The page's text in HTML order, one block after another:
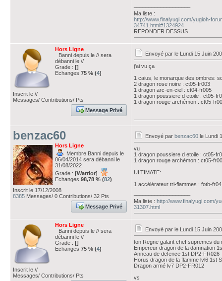
Ma liste :
http://www.finalyugi.com/yugioh-
34741.html#1324924
REPONDER DESSUS
Hors Ligne
Banni depuis le // sera
débanni le //
Grade : []
Echanges 75 % (4)
Inscrit le //
Messages/ Contributions/ Pts
Message Privé
Envoyé par le Lundi 15 Juin
j'ai vu ça
1 caius, le monarque des ombres:
2 dragon rose noire : ct05-fr003
1 dragon arc-en-ciel : ct04-fr005
1 dragon poussiere d etoile : ct05-
1 dragon rouge archémon : ct05-
benzac60
Hors Ligne
Membre Banni depuis le
06/04/2014 sera débanni le
31/08/2022
Grade : [Warrior]
Echanges 98,78 % (82)
Inscrit le 17/12/2008
8385 Messages/ 0 Contributions/ 32 Pts
Message Privé
Envoyé par benzac60 le Lundi
vu
1 dragon poussiere d etoile : ct05-
1 dragon rouge archémon : ct05-
ULTIMATE:
1 accélérateur tri-flammes : fotb-
Ma liste : http://www.finalyugi.com/
31307.html
Hors Ligne
Banni depuis le // sera
débanni le //
Grade : []
Echanges 75 % (4)
Inscrit le //
Messages/ Contributions/ Pts
Envoyé par le Lundi 15 Juin
ton Regne galant chef supremes du
Empereur dragon de la damnation
Anneau de defence 1st DP2-FR026
Horus dragon de la flamme lvl6 1st
Dragon armé lv7 DP2-FR012
vs